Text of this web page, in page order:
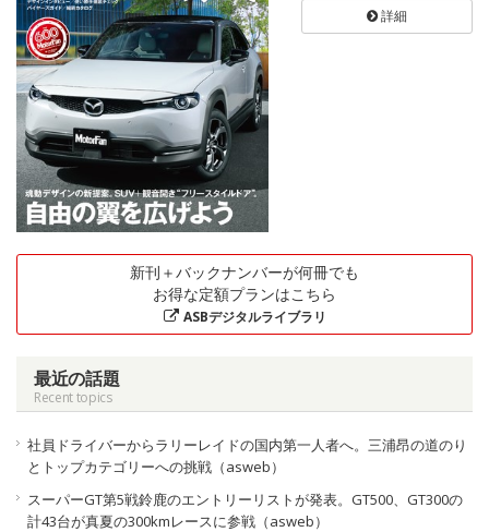
詳細
新刊＋バックナンバーが何冊でも
お得な定額プランはこちら
ASBデジタルライブラリ
最近の話題
Recent topics
社員ドライバーからラリーレイドの国内第一人者へ。三浦昂の道のり
とトップカテゴリーへの挑戦（asweb）
スーパーGT第5戦鈴鹿のエントリーリストが発表。GT500、GT300の
計43台が真夏の300kmレースに参戦（asweb）